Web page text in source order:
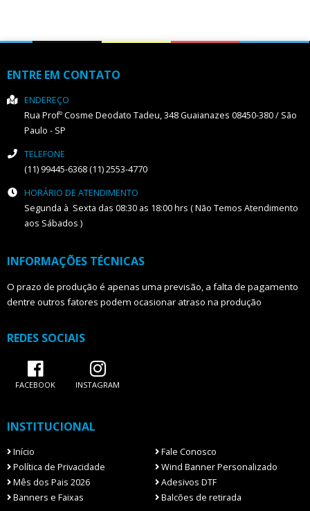
ENTRE EM CONTATO
ENDEREÇO
Rua Profº Cosme Deodato Tadeu, 348Guaianazes 08450-380/ São
Paulo - SP
TELEFONE
(11) 99445-6368 (11) 2553-4770
HORÁRIO DE ATENDIMENTO
Segunda à Sexta das 08:30 as 18:00 hrs ( Não Temos Atendimento
aos Sábados )
INFORMAÇÕES TÉCNICAS
O prazo de produção é apenas uma previsão, a falta de pagamento
dentre outros fatores podem ocasionar atraso na produção
REDES SOCIAIS
FACEBOOK INSTAGRAM
INSTITUCIONAL
Início
Fale Conosco
Política de Privacidade
Wind Banner Personalizado
Mês dos Pais 2026
Adesivos DTF
Banners e Faixas
Balcões de retirada